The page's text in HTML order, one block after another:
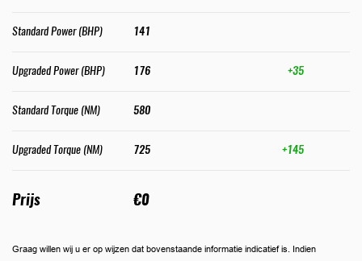
Standard Power (BHP) 141
Upgraded Power (BHP) 176 +35
Standard Torque (NM) 580
Upgraded Torque (NM) 725 +145
Prijs €0
Graag willen wij u er op wijzen dat bovenstaande informatie indicatief is. Indien